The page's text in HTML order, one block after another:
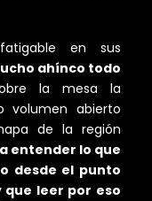
en sus
ahínco todo
la mesa la
volumen abierto
de la región
entender lo que
desde el punto
leer por eso